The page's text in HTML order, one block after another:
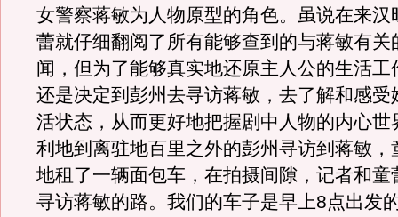
女警察蒋敏为人物原型的角色。虽说在来汉
蕾就仔细翻阅了所有能够查到的与蒋敏有关
闻，但为了能够真实地还原主人公的生活工
还是决定到彭州去寻访蒋敏，去了解和感受
活状态，从而更好地把握剧中人物的内心世
利地到离驻地百里之外的彭州寻访到蒋敏，
地租了一辆面包车，在拍摄间隙，记者和童
寻访蒋敏的路。我们的车子是早上8点出发